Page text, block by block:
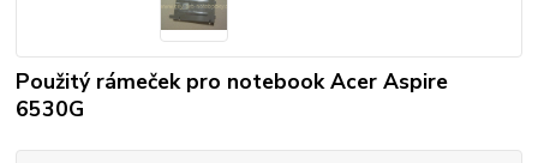
Použitý rámeček pro notebook Acer Aspire
6530G